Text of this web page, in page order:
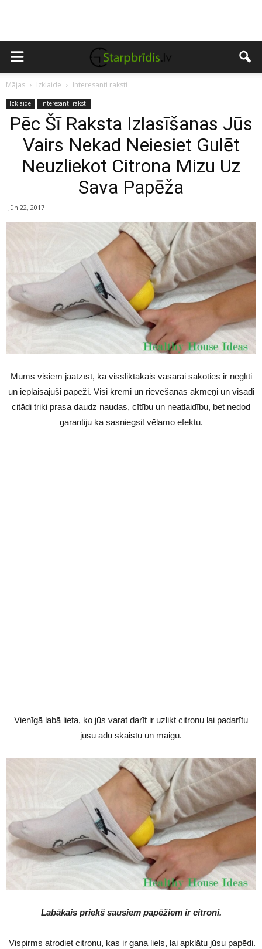
Mājas Izklaide Interesanti raksti
Izklaide Interesanti raksti
Pēc Šī Raksta Izlasīšanas Jūs
Vairs Nekad Neiesiet Gulēt
Neuzliekot Citrona Mizu Uz
Sava Papēža
Jūn 22, 2017
Mums visiem jāatzīst, ka vissliktākais vasarai sākoties ir neglīti
un ieplaisājuši papēži. Visi kremi un rievēšanas akmeņi un visādi
citādi triki prasa daudz naudas, cītību un neatlaidību, bet nedod
garantiju ka sasniegsit vēlamo efektu.
Vienīgā labā lieta, ko jūs varat darīt ir uzlikt citronu lai padarītu
jūsu ādu skaistu un maigu.
Labākais priekš sausiem papēžiem ir citroni.
Vispirms atrodiet citronu, kas ir gana liels, lai apklātu jūsu papēdi.